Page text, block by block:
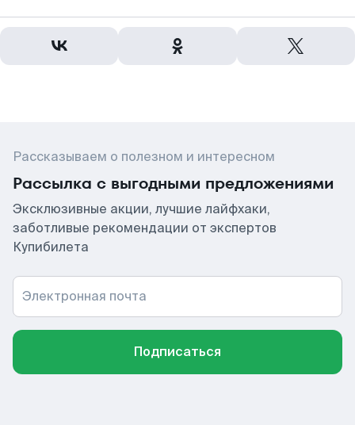
Рассказываем о полезном и интересном
Рассылка с выгодными предложениями
Эксклюзивные акции, лучшие лайфхаки,
заботливые рекомендации от экспертов
Купибилета
Электронная почта
Подписаться